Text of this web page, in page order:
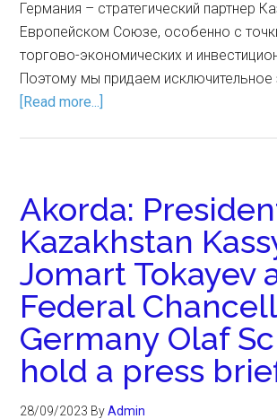
Германия – стратегический партнер
Европейском Союзе, особенно с
торгово-экономических и
Поэтому мы придаем исключительное
[Read more...]
Akorda:
Kazakhstan
Jomart Tokayev
Federal
Germany Olaf
hold a press
28/09/2023 ByAdmin